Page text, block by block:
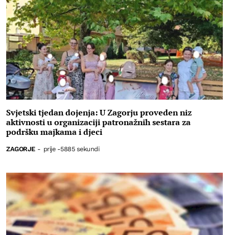
Svjetski tjedan dojenja: U Zagorju proveden niz
aktivnosti u organizaciji patronažnih sestara za
podršku majkama i djeci
ZAGORJE - prije -5885 sekundi